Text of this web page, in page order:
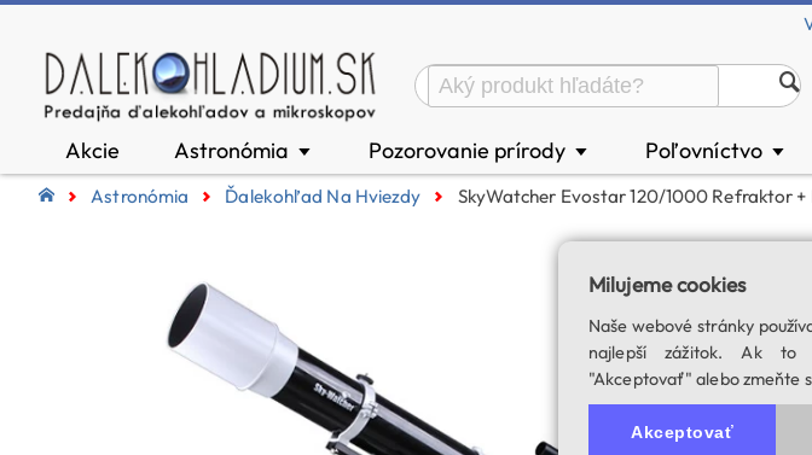
Akcie Astronómia ▼ Pozorovanie prírody ▼ Poľovníctvo ▼
Astronómia Ďalekohľad Na Hviezdy SkyWatcher Evostar 120/1000 Refraktor +
Milujeme cookies
Naše webové stránky
najlepší zážitok. Ak to
"Akceptovať" alebo zmeňte
Akceptovať